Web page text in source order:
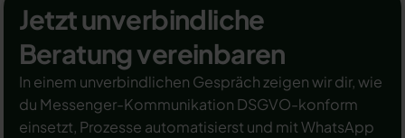
Jetzt unverbindliche
Beratung vereinbaren
In einem unverbindlichen Gespräch zeigen wir dir, wie
du Messenger-Kommunikation DSGVO-konform
einsetzt, Prozesse automatisierst und mit WhatsApp